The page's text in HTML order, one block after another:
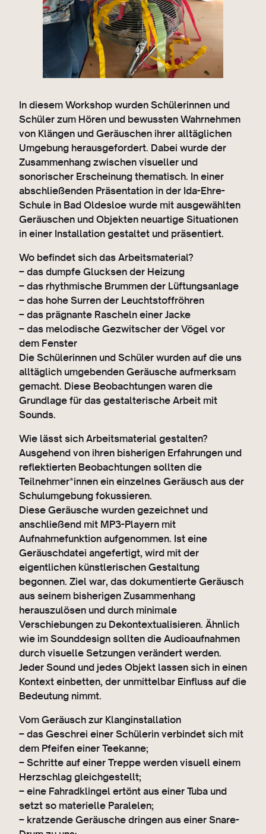
In diesem Workshop wurden Schülerinnen und
Schüler zum Hören und bewussten Wahrnehmen
von Klängen und Geräuschen ihrer alltäglichen
Umgebung herausgefordert. Dabei wurde der
Zusammenhang zwischen visueller und
sonorischer Erscheinung thematisch. In einer
abschließenden Präsentation in der Ida-Ehre-
Schule in Bad Oldesloe wurde mit ausgewählten
Geräuschen und Objekten neuartige Situationen
in einer Installation gestaltet und präsentiert.
Wo befindet sich das Arbeitsmaterial?
– das dumpfe Glucksen der Heizung
– das rhythmische Brummen der Lüftungsanlage
– das hohe Surren der Leuchtstoffröhren
– das prägnante Rascheln einer Jacke
– das melodische Gezwitscher der Vögel vor
dem Fenster
Die Schülerinnen und Schüler wurden auf die uns
alltäglich umgebenden Geräusche aufmerksam
gemacht. Diese Beobachtungen waren die
Grundlage für das gestalterische Arbeit mit
Sounds.
Wie lässt sich Arbeitsmaterial gestalten?
Ausgehend von ihren bisherigen Erfahrungen und
reflektierten Beobachtungen sollten die
Teilnehmer*innen ein einzelnes Geräusch aus der
Schulumgebung fokussieren.
Diese Geräusche wurden gezeichnet und
anschließend mit MP3-Playern mit
Aufnahmefunktion aufgenommen. Ist eine
Geräuschdatei angefertigt, wird mit der
eigentlichen künstlerischen Gestaltung
begonnen. Ziel war, das dokumentierte Geräusch
aus seinem bisherigen Zusammenhang
herauszulösen und durch minimale
Verschiebungen zu Dekontextualisieren. Ähnlich
wie im Sounddesign sollten die Audioaufnahmen
durch visuelle Setzungen verändert werden.
Jeder Sound und jedes Objekt lassen sich in einen
Kontext einbetten, der unmittelbar Einfluss auf die
Bedeutung nimmt.
Vom Geräusch zur Klanginstallation
– das Geschrei einer Schülerin verbindet sich mit
dem Pfeifen einer Teekanne;
– Schritte auf einer Treppe werden visuell einem
Herzschlag gleichgestellt;
– eine Fahradklingel ertönt aus einer Tuba und
setzt so materielle Paralelen;
– kratzende Geräusche dringen aus einer Snare-